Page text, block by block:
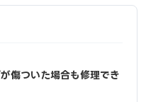
傷ついた場合も修理でき